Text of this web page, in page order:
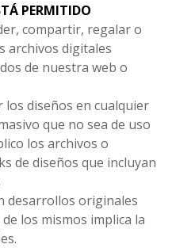
PERMITIDO
compartir, regalar o
archivos digitales
de nuestra web o
diseños en cualquier
que no sea de uso
los archivos o
de diseños que incluyan
desarrollos originales
los mismos implica la